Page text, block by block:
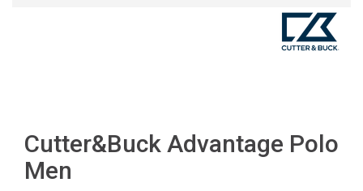
Cutter&Buck Advantage Polo
Men